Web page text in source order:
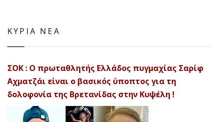
ΚΥΡΙΑ ΝΕΑ
ΣΟΚ : Ο πρωταθλητής Ελλάδος πυγμαχίας Σαρίφ
Αχματζάι είναι ο βασικός ύποπτος για τη
δολοφονία της Βρετανίδας στην Κυψέλη !